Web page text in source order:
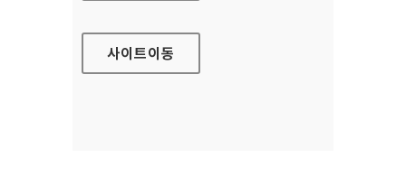
사이트이동